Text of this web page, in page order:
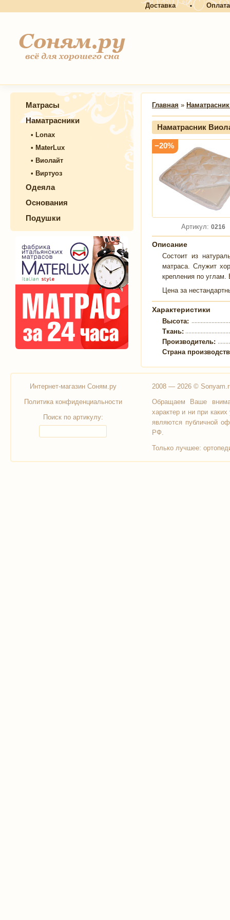
Доставка • Оплата
Главная »
Наматрасник
−20%
Артикул: 0216
Описание
Состоит из
матраса. Служит
крепления по
Цена за
Характеристики
Высота:
Ткань:
Производитель:
Страна
Матрасы
Наматрасники
• Lonax
• MaterLux
• Виолайт
• Виртуоз
Одеяла
Основания
Подушки
Интернет-магазин Соням.ру
Политика конфиденциальности
Поиск по артикулу:
2008 — 2026 ©
Обращаем Ваше
характер и ни при
являются публичной
РФ.
Только лучшее: